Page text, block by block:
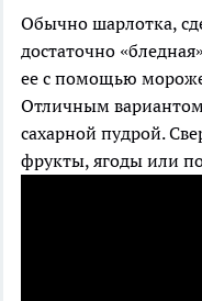
Обычно шарлотка,
достаточно
ее с помощью
Отличным вариантом
сахарной пудрой.
фрукты, ягоды или